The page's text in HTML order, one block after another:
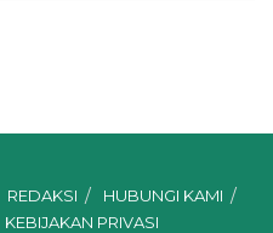
REDAKSI
HUBUNGI KAMI
KEBIJAKAN PRIVASI